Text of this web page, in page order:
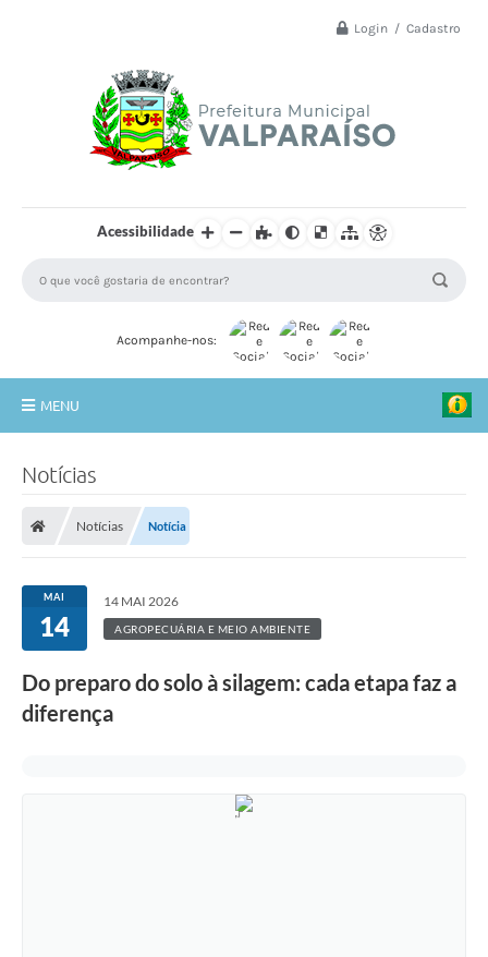
Login / Cadastro
Acessibilidade
Acompanhe-nos:
MENU
SECRETARIA E DEPARTAMENTOS
Planos Municipais
Transparência
Notícias
Notícias Notícia
MAI
14
14 MAI 2026
AGROPECUÁRIA E MEIO AMBIENTE
Do preparo do solo à silagem: cada etapa faz a
diferença